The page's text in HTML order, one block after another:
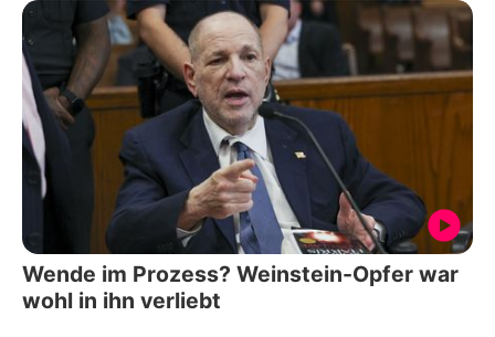
Wende im Prozess? Weinstein-Opfer war
wohl in ihn verliebt